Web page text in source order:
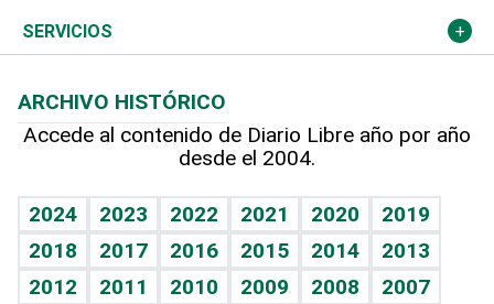
Resto del mundo
Economía personal
Podcast Arte Libre
Hablando con el pediatra
Vida y familia
Eñe
Celebrando la vida
Más deportes
TBT Deportivo
Columnistas
Más firmas
Cambio climático
Opinión
Hecho en casa
Guía del dinero
SERVICIOS
Cumpleaños
Horóscopos
Crucigramas
ARCHIVO HISTÓRICO
Accede al contenido de Diario Libre año por año
desde el 2004.
2024 2023 2022 2021 2020
2019
2018
2017 2016 2015 2014
2013
2012
2011 2010 2009 2008
2007